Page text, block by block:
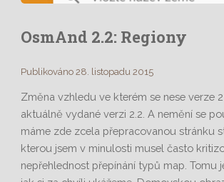
OsmAnd 2.2: Regiony
Publikováno 28. listopadu 2015
Změna vzhledu ve kterém se nese verze
aktuálně vydané verzi 2.2. A nemění se
máme zde zcela přepracovanou stránku
kterou jsem v minulosti musel často
nepřehlednost přepínání typů map. Tomu